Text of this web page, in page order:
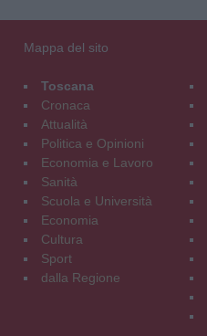
Mappa del sito
Toscana
Cronaca
Attualità
Politica e Opinioni
Economia e Lavoro
Sanità
Scuola e Università
Economia
Cultura
Sport
dalla Regione